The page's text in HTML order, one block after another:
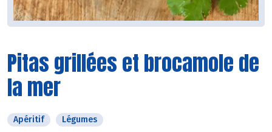
Pitas grillées et brocamole de
la mer
Apéritif Légumes